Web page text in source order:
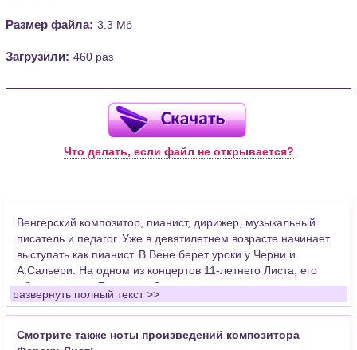
Размер файла: 3.3 Мб
Загрузили: 460 раз
Что делать, если файл не открывается?
Венгерский композитор, пианист, дирижер, музыкальный
писатель и педагог. Уже в девятилетнем возрасте начинает
выступать как пианист. В Вене берет уроки у Черни и
А.Сальери. На одном из концертов 11-летнего Листа , его
«благословил»Бетховен. Сильное влияние на становление
великого музыкального романтика оказали встречи с
Берлиозом,ШопеномиПаганини. Восхищаясь мастерством
скипача-виртуоза, Лист видел и ограниченность такого рода
развернуть полный текст >>
Смотрите также ноты произведений композитора